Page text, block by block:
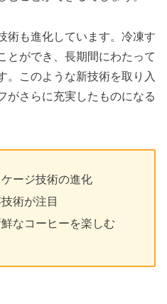
術も進化しています。冷凍す
とができ、長期間にわたって
。このような新技術を取り入
がさらに充実したものになる
ージ技術の進化
術が注目
なコーヒーを楽しむ